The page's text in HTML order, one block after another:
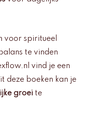
voor spiritueel
te vinden
vind je een
deze boeken kan je
groei te